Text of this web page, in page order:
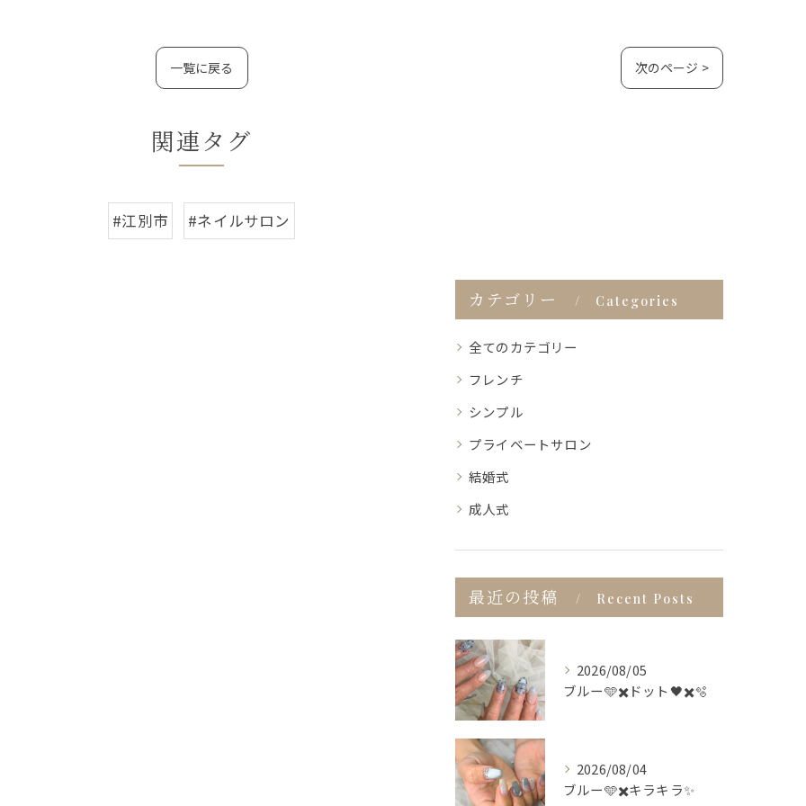
一覧に戻る 次のページ >
関連タグ
#江別市 #ネイルサロン
カテゴリー Categories
全てのカテゴリー
フレンチ
シンプル
プライベートサロン
結婚式
成人式
最近の投稿 Recent Posts
2026/08/05
ブルー🩵✖️ドット🖤✖️🫧
2026/08/04
ブルー🩵✖️キラキラ✨